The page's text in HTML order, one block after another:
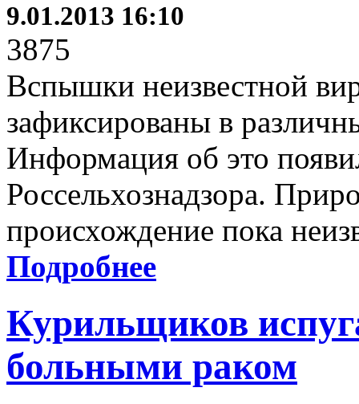
9.01.2013 16:10
3875
Вспышки неизвестной
зафиксированы в
Информация об это
Россельхознадзора.
происхождение пока
Подробнее
Курильщиков
больными раком